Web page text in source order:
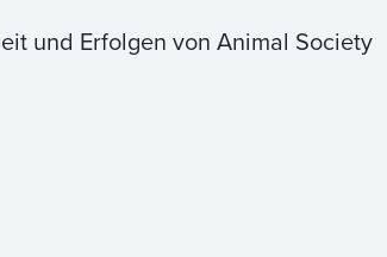
und Erfolgen von Animal Society